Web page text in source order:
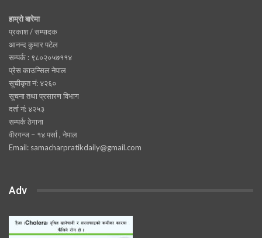
हाम्रो बारेमा
प्रकाश / सम्पादक
आनन्द कुमार पटेल
सम्पर्क : ९८०२०५७११४
प्रेस काउन्सिल नेपाल
सूचीकृत नं: ४२६०
सूचना तथा प्रसारण विभाग
दर्ता नं: ४२५३
सम्पर्क ठेगाना
वीरगन्ज – १४ पर्सा , नेपाल
Email: samacharpratikdaily@gmail.com
Adv